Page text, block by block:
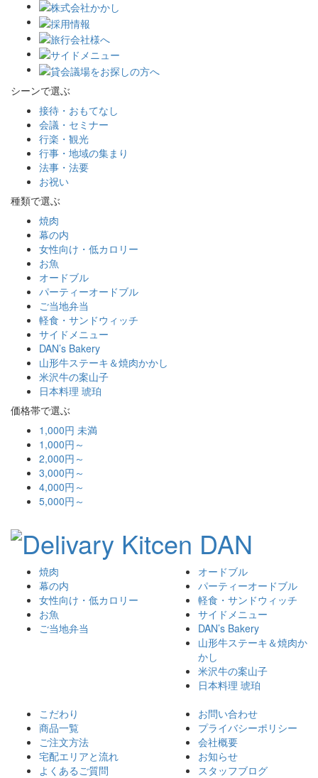
シーンで選ぶ
接待・おもてなし
会議・セミナー
行楽・観光
行事・地域の集まり
法事・法要
お祝い
種類で選ぶ
焼肉
幕の内
女性向け・低カロリー
お魚
オードブル
パーティーオードブル
ご当地弁当
軽食・サンドウィッチ
サイドメニュー
DAN’s Bakery
山形牛ステーキ＆焼肉かかし
米沢牛の案山子
日本料理 琥珀
価格帯で選ぶ
1,000円 未満
1,000円～
2,000円～
3,000円～
4,000円～
5,000円～
焼肉
幕の内
女性向け・低カロリー
お魚
ご当地弁当
オードブル
パーティーオードブル
軽食・サンドウィッチ
サイドメニュー
DAN’s Bakery
山形牛ステーキ＆焼肉か
かし
米沢牛の案山子
日本料理 琥珀
こだわり
商品一覧
ご注文方法
宅配エリアと流れ
よくあるご質問
お問い合わせ
プライバシーポリシー
会社概要
お知らせ
スタッフブログ